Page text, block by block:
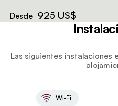
Desde 925 US$
Las siguientes instalaciones
Wi-Fi